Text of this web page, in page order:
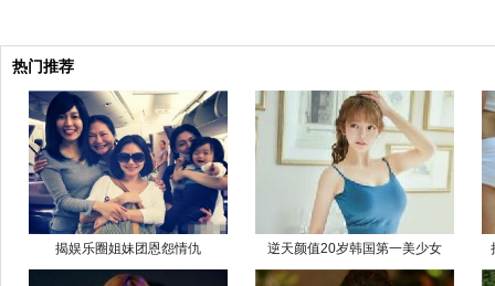
热门推荐
揭娱乐圈姐妹团恩怨情仇 逆天颜值20岁韩国第一美少女